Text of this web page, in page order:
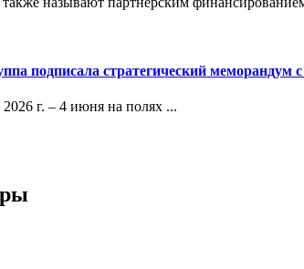
подписала стратегический
г. – 4 июня на полях ...